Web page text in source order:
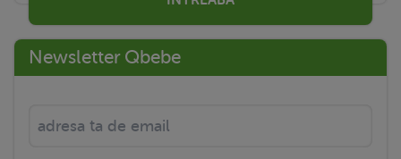
Newsletter Qbebe